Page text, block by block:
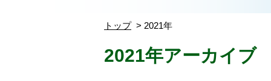
トップ 2021年
2021年アーカイブ